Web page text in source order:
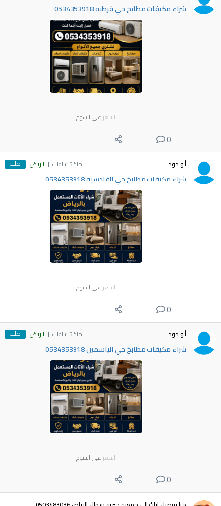
شراء مكيفات مطابخ حي قرطبه 0534353918
السعر على السوم
0
أبو جود منذ 5 ساعات الرياض طلب
شراء مكيفات مطابخ حي القادسية 0534353918
السعر على السوم
0
أبو جود منذ 5 ساعات الرياض طلب
شراء مكيفات مطابخ حي الياسمين 0534353918
السعر على السوم
0